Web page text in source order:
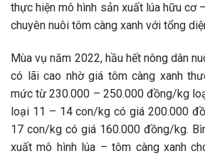
thực hiện mô hình sản xuất lúa hữu cơ
chuyên nuôi tôm càng xanh với tổng
Mùa vụ năm 2022, hầu hết nông dân
có lãi cao nhờ giá tôm càng xanh
mức từ 230.000 – 250.000 đồng/kg
loại 11 – 14 con/kg có giá 200.000
17 con/kg có giá 160.000 đồng/kg.
xuất mô hình lúa – tôm càng xanh